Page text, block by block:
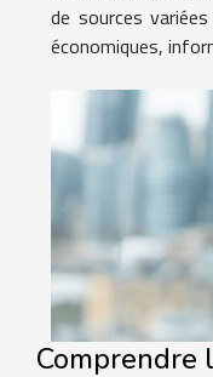
de sources
économiques,
Comprendre